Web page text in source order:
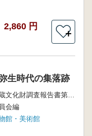
2,860 円
＋
生時代の集落跡
佐賀県埋蔵文化財調査報告書第207集
会編
館・美術館